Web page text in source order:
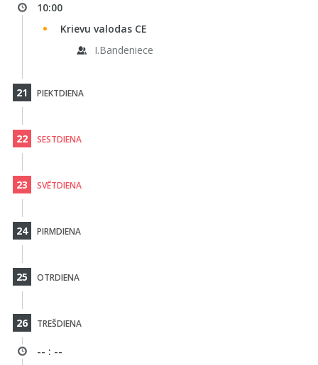
10:00
Krievu valodas CE
I.Bandeniece
21 PIEKTDIENA
22 SESTDIENA
23 SVĒTDIENA
24 PIRMDIENA
25 OTRDIENA
26 TREŠDIENA
-- : --